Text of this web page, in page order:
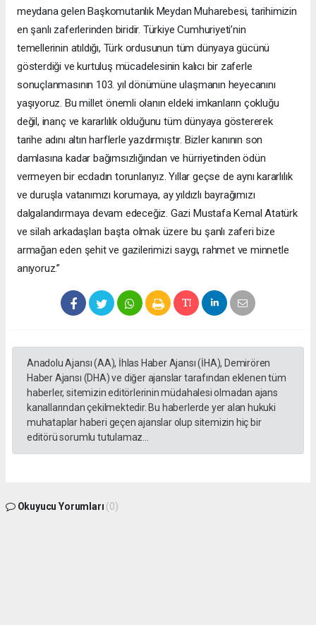
meydana gelen Başkomutanlık Meydan Muharebesi, tarihimizin
en şanlı zaferlerinden biridir. Türkiye Cumhuriyeti’nin
temellerinin atıldığı, Türk ordusunun tüm dünyaya gücünü
gösterdiği ve kurtuluş mücadelesinin kalıcı bir zaferle
sonuçlanmasının 103. yıl dönümüne ulaşmanın heyecanını
yaşıyoruz. Bu millet önemli olanın eldeki imkanların çokluğu
değil, inanç ve kararlılık olduğunu tüm dünyaya göstererek
tarihe adını altın harflerle yazdırmıştır. Bizler kanının son
damlasına kadar bağımsızlığından ve hürriyetinden ödün
vermeyen bir ecdadın torunlarıyız. Yıllar geçse de aynı kararlılık
ve duruşla vatanımızı korumaya, ay yıldızlı bayrağımızı
dalgalandırmaya devam edeceğiz. Gazi Mustafa Kemal Atatürk
ve silah arkadaşları başta olmak üzere bu şanlı zaferi bize
armağan eden şehit ve gazilerimizi saygı, rahmet ve minnetle
anıyoruz.”
Anadolu Ajansı (AA), İhlas Haber Ajansı (İHA), Demirören
Haber Ajansı (DHA) ve diğer ajanslar tarafından eklenen tüm
haberler, sitemizin editörlerinin müdahalesi olmadan ajans
kanallarından çekilmektedir. Bu haberlerde yer alan hukuki
muhataplar haberi geçen ajanslar olup sitemizin hiç bir
editörü sorumlu tutulamaz...
Okuyucu Yorumları (0)